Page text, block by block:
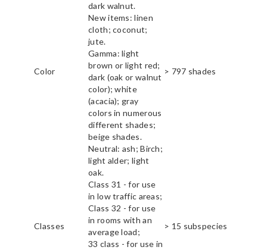
Color
dark walnut.
New items: linen
cloth; coconut;
jute.
Gamma: light
brown or light red;
dark (oak or walnut
color); white
(acacia); gray
colors in numerous
different shades;
beige shades.
Neutral: ash; Birch;
light alder; light
oak.
> 797 shades
Classes
Class 31 - for use
in low traffic areas;
Class 32 - for use
in rooms with an
average load;
33 class - for use in
> 15 subspecies